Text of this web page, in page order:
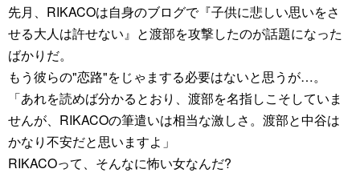
先月、RIKACOは自身のブログで『子供に悲しい思いをさ
せる大人は許せない』と渡部を攻撃したのが話題になった
ばかりだ。
もう彼らの"恋路"をじゃまする必要はないと思うが…。
「あれを読めば分かるとおり、渡部を名指しこそしていま
せんが、RIKACOの筆遣いは相当な激しさ。渡部と中谷は
かなり不安だと思いますよ」
RIKACOって、そんなに怖い女なんだ?